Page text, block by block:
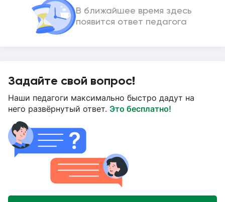
В ближайшее время здесь
появится ответ педагога
Задайте свой вопрос!
Наши педагоги максимально быстро дадут на
него развёрнутый ответ. Это бесплатно!